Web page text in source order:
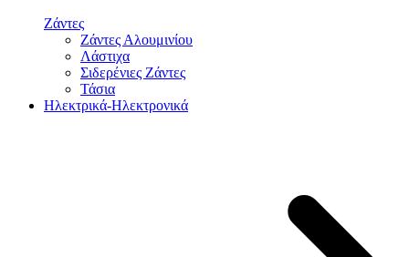
Ζάντες
Ζάντες Αλουμινίου
Λάστιχα
Σιδερένιες Ζάντες
Τάσια
Ηλεκτρικά-Ηλεκτρονικά